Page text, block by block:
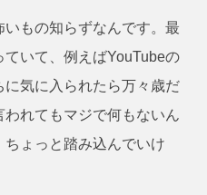
もの知らずなんです。最
いて、例えばYouTubeの
に気に入られたら万々歳だ
れてもマジで何もないん
ょっと踏み込んでいけ